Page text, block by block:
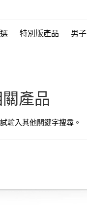
特別版產品 男子
產品
輸入其他關鍵字搜尋。